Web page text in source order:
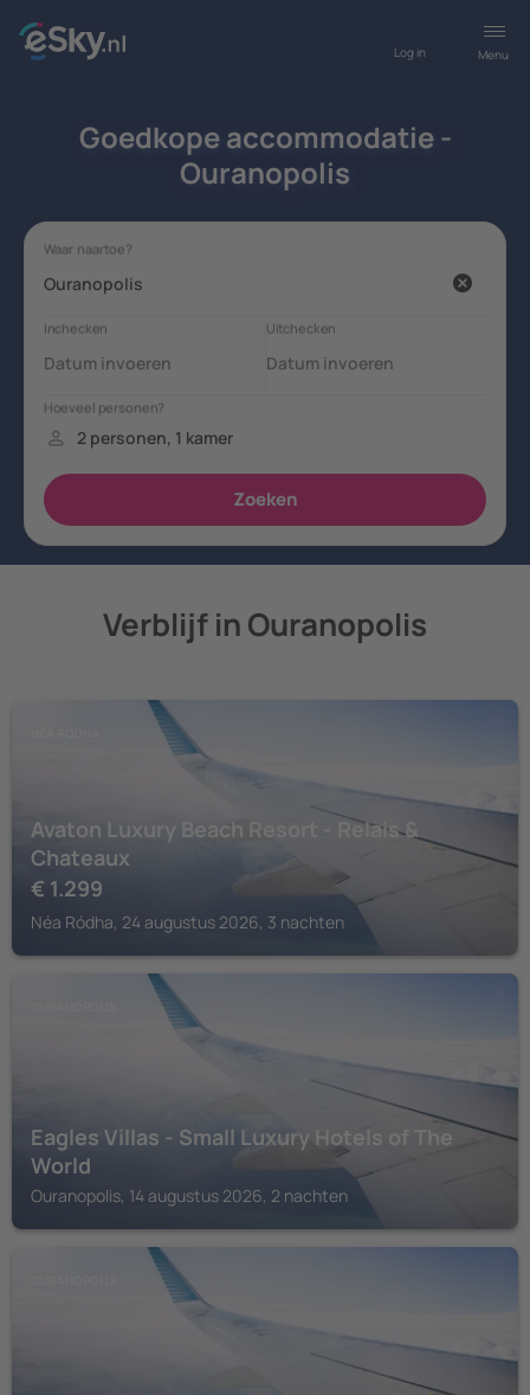
Menu
Log in
Goedkope accommodatie -
Ouranopolis
Verblijf in Ouranopolis
Avaton Luxury Beach Resort - Relais &
Chateaux
€ 1.299
Néa Ródha, 24 augustus 2026, 3 nachten
Eagles Villas - Small Luxury Hotels of The
World
Ouranopolis, 14 augustus 2026, 2 nachten